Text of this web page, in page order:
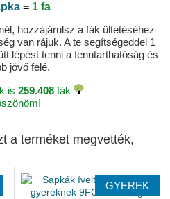
= 1 fa
hozzájárulsz a fák ültetéséhez
van rájuk. A te segítségeddel 1
lépést tenni a fenntarthatóság és
jövő felé.
is 259.408fák
a terméket megvették,
GYEREK